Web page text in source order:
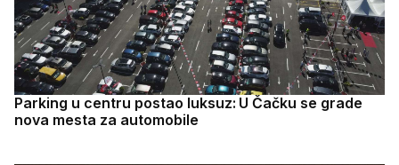
Parking u centru postao luksuz: U Čačku se grade
nova mesta za automobile